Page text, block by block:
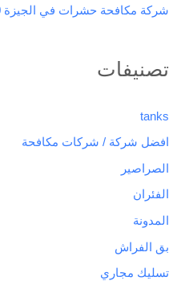
شركة مكافحة حشرات في الجيزة 01033162010 افضل خصم 75%
تصنيفات
tanks
افضل شركة / شركات مكافحة
الصراصير
الفئران
المدونة
بق الفراش
تسليك مجاري